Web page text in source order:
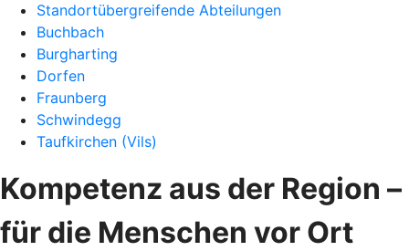
Standortübergreifende Abteilungen
Buchbach
Burgharting
Dorfen
Fraunberg
Schwindegg
Taufkirchen (Vils)
Kompetenz aus der Region –
für die Menschen vor Ort